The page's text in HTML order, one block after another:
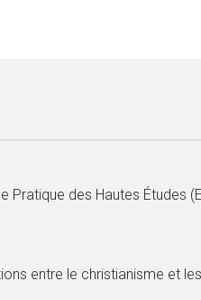
Pratique des Hautes
entre le christianisme et